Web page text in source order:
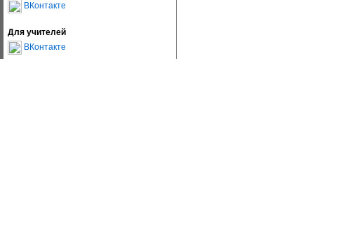
ВКонтакте
Для учителей
ВКонтакте